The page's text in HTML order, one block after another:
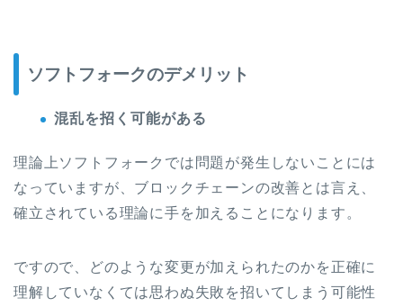
ソフトフォークのデメリット
混乱を招く可能がある
理論上ソフトフォークでは問題が発生しないことには
なっていますが、ブロックチェーンの改善とは言え、
確立されている理論に手を加えることになります。
ですので、
どのような変更が加えられたのかを正確に
理解していなくては思わぬ失敗を招いてしまう可能性